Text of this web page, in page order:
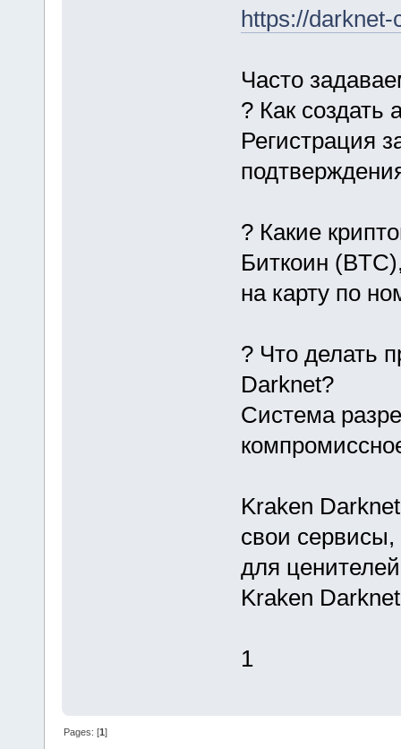
https://
Часто
? Как создать
Регистрация
? Какие
Биткоин
на карту по
? Что делать
Darknet?
Система
Kraken
свои
для
Kraken
1
Pages: [1]